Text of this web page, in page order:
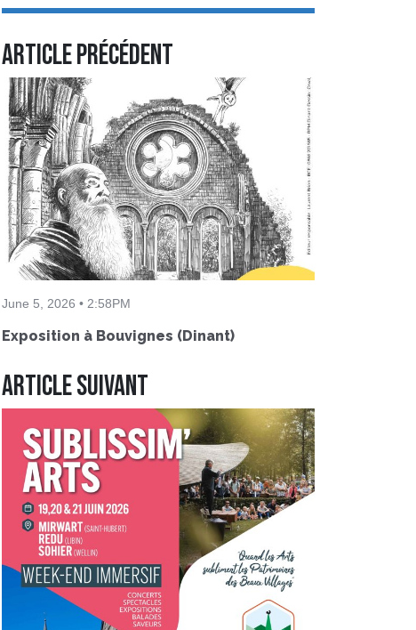
Article précédent
June 5, 2026 • 2:58PM
Exposition à Bouvignes (Dinant)
Article suivant